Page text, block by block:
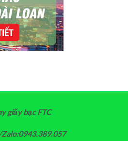
giấy bạc FTC